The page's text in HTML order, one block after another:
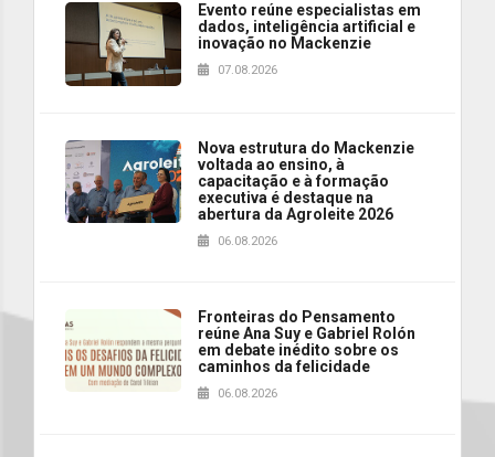
Evento reúne especialistas em
dados, inteligência artificial e
inovação no Mackenzie
07.08.2026
Nova estrutura do Mackenzie
voltada ao ensino, à
capacitação e à formação
executiva é destaque na
abertura da Agroleite 2026
06.08.2026
Fronteiras do Pensamento
reúne Ana Suy e Gabriel Rolón
em debate inédito sobre os
caminhos da felicidade
06.08.2026